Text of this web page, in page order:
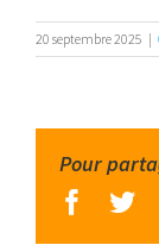
20 septembre 2025 |
Pour